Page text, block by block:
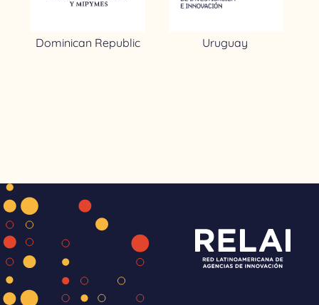
Dominican Republic Uruguay